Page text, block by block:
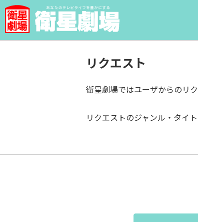
リクエスト
衛星劇場ではユーザからのリ
リクエストのジャンル・タイ